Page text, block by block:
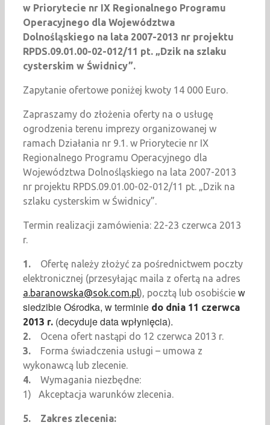
w Priorytecie nr IX Regionalnego Programu
Operacyjnego dla Województwa
Dolnośląskiego na lata 2007-2013 nr projektu
RPDS.09.01.00-02-012/11 pt. „Dzik na szlaku
cysterskim w Świdnicy”.
Zapytanie ofertowe poniżej kwoty 14 000 Euro.
Zapraszamy do złożenia oferty na o usługę
ogrodzenia terenu imprezy organizowanej w
ramach Działania nr 9.1. w Priorytecie nr IX
Regionalnego Programu Operacyjnego dla
Województwa Dolnośląskiego na lata 2007-2013
nr projektu RPDS.09.01.00-02-012/11 pt. „Dzik na
szlaku cysterskim w Świdnicy”.
Termin realizacji zamówienia: 22-23 czerwca 2013
r.
1. Ofertę należy złożyć za pośrednictwem poczty
elektronicznej (przesyłając maila z ofertą na adres
a.baranowska@sok.com.pl), pocztą lub osobiście w
siedzibie Ośrodka, w terminie do dnia 11 czerwca
2013 r. (decyduje data wpłynięcia).
2. Ocena ofert nastąpi do 12 czerwca 2013 r.
3. Forma świadczenia usługi – umowa z
wykonawcą lub zlecenie.
4. Wymagania niezbędne:
1) Akceptacja warunków zlecenia.
5. Zakres zlecenia: